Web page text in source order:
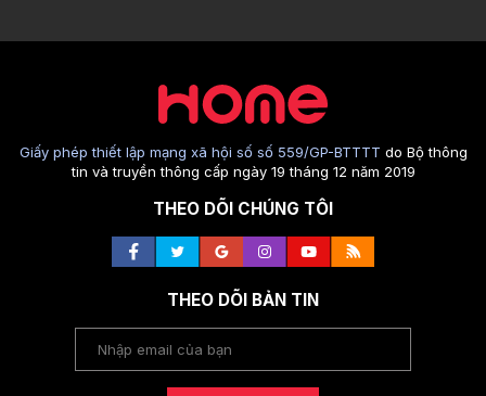
Giấy phép thiết lập mạng xã hội số số 559/GP-BTTTT do Bộ thông
tin và truyền thông cấp ngày 19 tháng 12 năm 2019
THEO DÕI CHÚNG TÔI
THEO DÕI BẢN TIN